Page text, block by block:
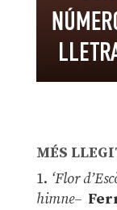
MÉS
1. ‘Flor
himne–